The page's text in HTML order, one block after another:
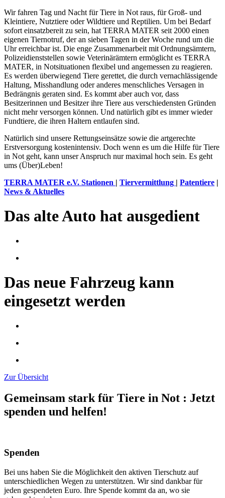
Wir fahren Tag und Nacht für Tiere in Not raus, für Groß- und
Kleintiere, Nutztiere oder Wildtiere und Reptilien. Um bei Bedarf
sofort einsatzbereit zu sein, hat TERRA MATER seit 2000 einen
eigenen Tiernotruf, der an sieben Tagen in der Woche rund um die
Uhr erreichbar ist. Die enge Zusammenarbeit mit Ordnungsämtern,
Polizeidienststellen sowie Veterinärämtern ermöglicht es TERRA
MATER, in Notsituationen flexibel und angemessen zu reagieren.
Es werden überwiegend Tiere gerettet, die durch vernachlässigende
Haltung, Misshandlung oder anderes menschliches Versagen in
Bedrängnis geraten sind. Es kommt aber auch vor, dass
Besitzerinnen und Besitzer ihre Tiere aus verschiedensten Gründen
nicht mehr versorgen können. Und natürlich gibt es immer wieder
Fundtiere, die ihren Haltern entlaufen sind.
Natürlich sind unsere Rettungseinsätze sowie die artgerechte
Erstversorgung kostenintensiv. Doch wenn es um die Hilfe für Tiere
in Not geht, kann unser Anspruch nur maximal hoch sein. Es geht
ums (Über)Leben!
TERRA MATER e.V. Stationen | Tiervermittlung | Patentiere |
News & Aktuelles
Das alte Auto hat ausgedient
Das neue Fahrzeug kann
eingesetzt werden
Zur Übersicht
Gemeinsam stark für Tiere in Not : Jetzt
spenden und helfen!
Spenden
Bei uns haben Sie die Möglichkeit den aktiven Tierschutz auf
unterschiedlichen Wegen zu unterstützen. Wir sind dankbar für
jeden gespendeten Euro. Ihre Spende kommt da an, wo sie